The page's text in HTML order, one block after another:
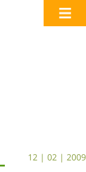
12 | 02 | 2009